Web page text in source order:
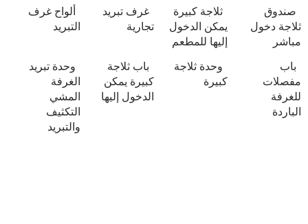
ثلاجة كبيرة
يمكن الدخول
إليها للمطعم
غرف تبريد
تجارية
ألواح غرف
التبريد
كبيرة
باب ثلاجة
كبيرة يمكن
وحدة تبريد
الغرفة
المشي